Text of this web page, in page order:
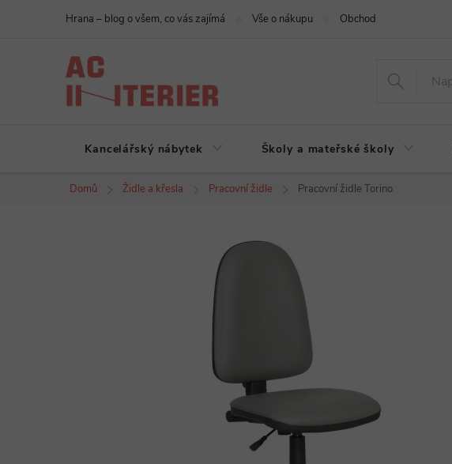
Hrana – blog o všem, co vás zajímá Vše o nákupu Obchodní podmínky
Kancelářský nábytek Školy a mateřské školy
Domů Židle a křesla Pracovní židle Pracovní židle Torino